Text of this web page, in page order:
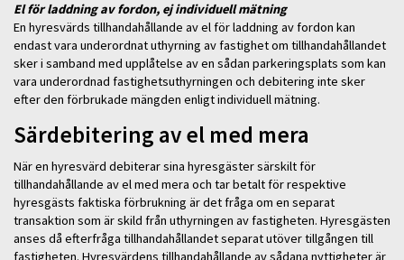
El för laddning av fordon, ej individuell mätning
En hyresvärds tillhandahållande av el för laddning av fordon kan
endast vara underordnat uthyrning av fastighet om tillhandahållandet
sker i samband med upplåtelse av en sådan parkeringsplats som kan
vara underordnad fastighetsuthyrningen och debitering inte sker
efter den förbrukade mängden enligt individuell mätning.
Särdebitering av el med mera
När en hyresvärd debiterar sina hyresgäster särskilt för
tillhandahållande av el med mera och tar betalt för respektive
hyresgästs faktiska förbrukning är det fråga om en separat
transaktion som är skild från uthyrningen av fastigheten. Hyresgästen
anses då efterfråga tillhandahållandet separat utöver tillgången till